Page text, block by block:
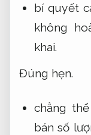
bí quyết
không
khai.
Đúng hẹn.
chẳng
bán số